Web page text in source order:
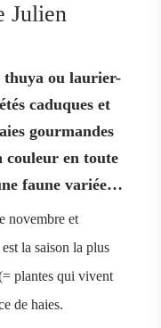
Julien
thuya ou laurier-
caduques et
gourmandes
couleur en toute
faune variée…
novembre et
la saison la plus
plantes qui vivent
de haies.